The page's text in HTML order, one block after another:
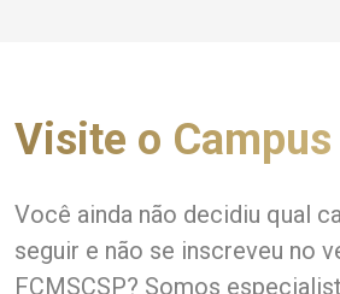
Visite o Campus
Você ainda não decidiu qual
seguir e não se inscreveu no
FCMSCSP? Somos